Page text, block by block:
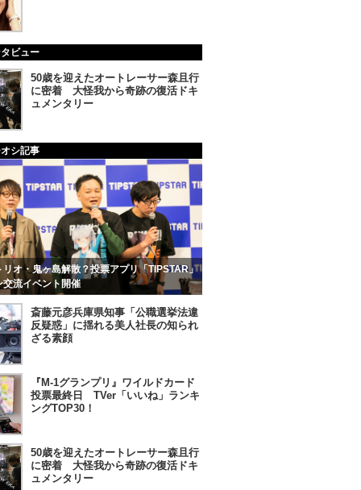
ビュー
50歳を迎えたオートレーサー森且行
に密着 大怪我から奇跡の復活ドキ
ュメンタリー
シ記事
リオ・鬼ヶ島解散？投票アプリ「TIPSTAR」
交流イベント開催
斎藤元彦兵庫県知事「公職選挙法違
反疑惑」に揺れる美人社長の知られ
ざる素顔
『M-1グランプリ』ワイルドカード
投票最終日 TVer「いいね」ランキ
ングTOP30！
50歳を迎えたオートレーサー森且行
に密着 大怪我から奇跡の復活ドキ
ュメンタリー